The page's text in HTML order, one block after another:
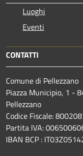
Luoghi
Eventi
CONTATTI
Comune di Pellezzano
Piazza Municipio, 1 -
Pellezzano
Codice Fiscale:
Partita IVA:
IBAN BCP :